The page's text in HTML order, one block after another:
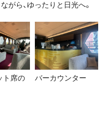
がら、ゆったりと日光へ。
ト席の
バーカウンター